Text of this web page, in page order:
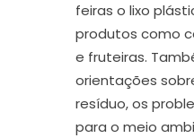
feiras o lixo
produtos como
e fruteiras.
orientações
resíduo, os
para o meio